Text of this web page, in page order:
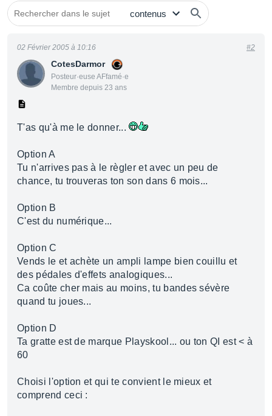
CotesDarmor
Posteur·euse AFfamé·e
Membre depuis 23 ans
02 Février 2005 à 10:16 #2
T'as qu'à me le donner...
Option A
Tu n'arrives pas à le règler et avec un peu de
chance, tu trouveras ton son dans 6 mois...
Option B
C'est du numérique...
Option C
Vends le et achète un ampli lampe bien couillu et
des pédales d'effets analogiques...
Ca coûte cher mais au moins, tu bandes sévère
quand tu joues...
Option D
Ta gratte est de marque Playskool... ou ton QI est < à
60
Choisi l'option et qui te convient le mieux et
comprend ceci :